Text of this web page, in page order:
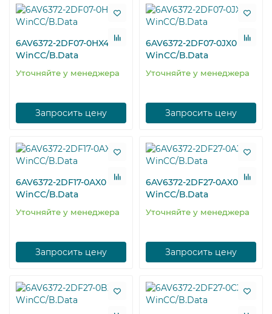
6AV6372-2DF07-0HX4
WinCC/B.Data
Уточняйте у менеджера
Запросить цену
6AV6372-2DF07-0JX0
WinCC/B.Data
Уточняйте у менеджера
Запросить цену
6AV6372-2DF17-0AX0
WinCC/B.Data
Уточняйте у менеджера
Запросить цену
6AV6372-2DF27-0AX0
WinCC/B.Data
Уточняйте у менеджера
Запросить цену